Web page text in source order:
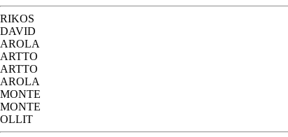
RIKOS
DAVID
AROLA
ARTTO
ARTTO
AROLA
MONTE
MONTE
OLLIT